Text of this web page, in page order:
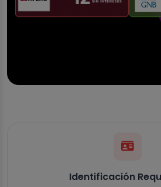
Identificación